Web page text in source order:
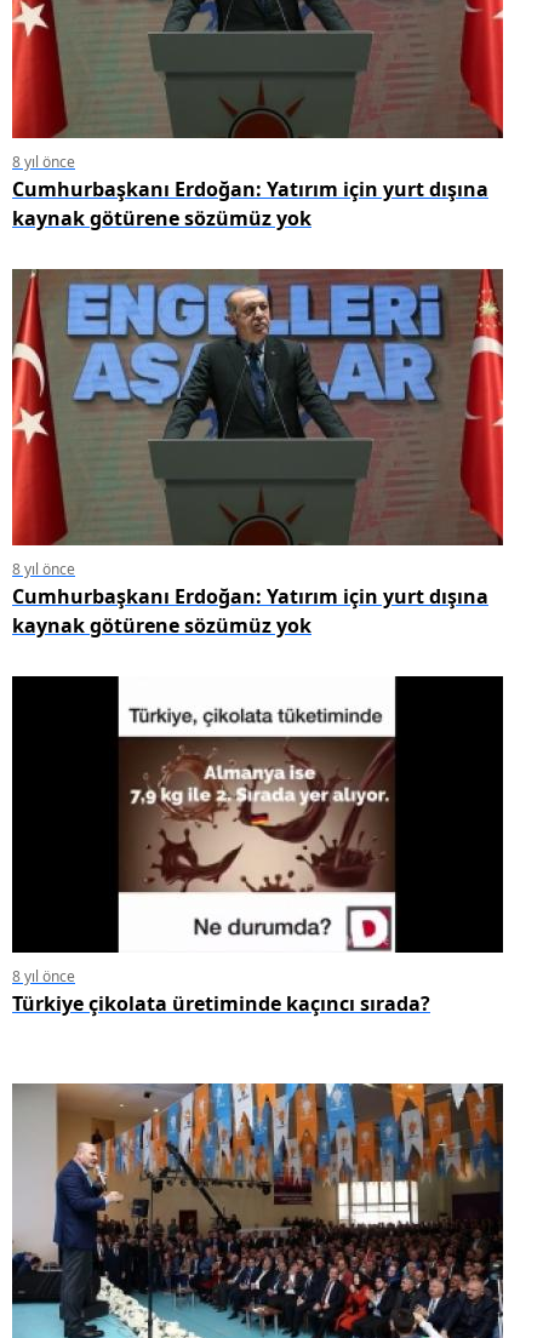
8 yıl önce
Cumhurbaşkanı Erdoğan: Yatırım için yurt dışına
kaynak götürene sözümüz yok
8 yıl önce
Cumhurbaşkanı Erdoğan: Yatırım için yurt dışına
kaynak götürene sözümüz yok
8 yıl önce
Türkiye çikolata üretiminde kaçıncı sırada?